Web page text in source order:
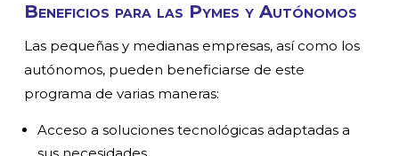
Beneficios para las Pymes y Autónomos
Las pequeñas y medianas empresas, así como los
autónomos, pueden beneficiarse de este
programa de varias maneras:
Acceso a soluciones tecnológicas adaptadas a